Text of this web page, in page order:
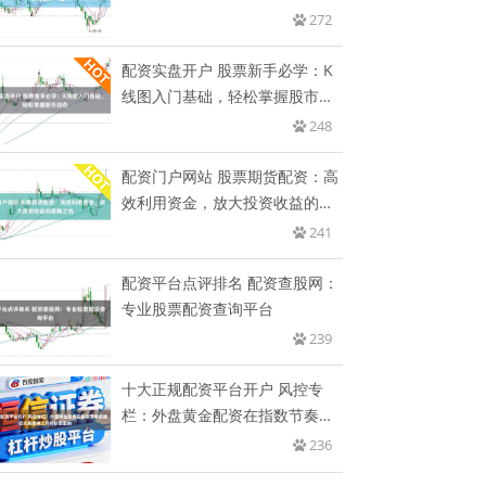
272
配资实盘开户 股票新手必学：K
线图入门基础，轻松掌握股市动
248
配资门户网站 股票期货配资：高
效利用资金，放大投资收益的策
241
配资平台点评排名 配资查股网：
专业股票配资查询平台
239
十大正规配资平台开户 风控专
栏：外盘黄金配资在指数节奏放
236